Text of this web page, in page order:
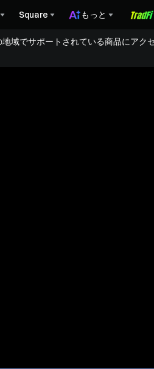
Square もっと
域でサポートされている商品にアク